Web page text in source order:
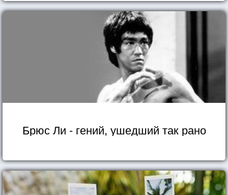
Брюс Ли - гений, ушедший так рано